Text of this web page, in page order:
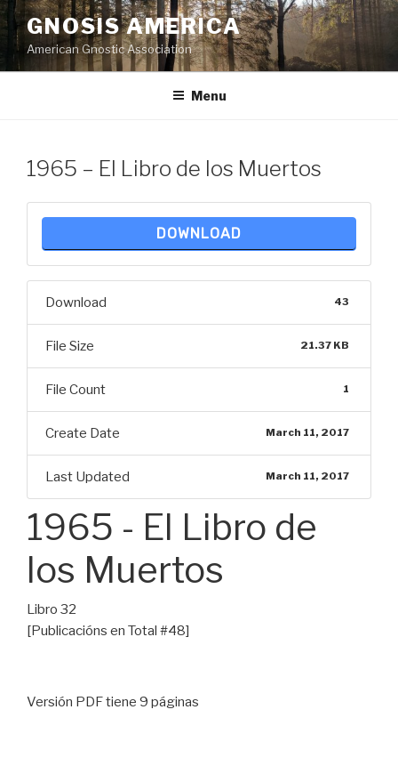
Skip
to
content
GNOSIS AMERICA
American Gnostic Association
Menu
1965 – El Libro de los Muertos
DOWNLOAD
Download 43
File Size 21.37 KB
File Count 1
Create Date March 11, 2017
Last Updated March 11, 2017
1965 - El Libro de
los Muertos
Libro 32
[Publicacións en Total #48]
Versión PDF tiene 9 páginas